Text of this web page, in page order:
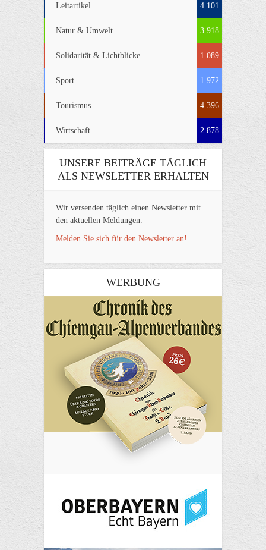
Leitartikel 4.101
Natur & Umwelt 3.918
Solidarität & Lichtblicke 1.089
Sport 1.972
Tourismus 4.396
Wirtschaft 2.878
UNSERE BEITRÄGE TÄGLICH
ALS NEWSLETTER ERHALTEN
Wir versenden täglich einen Newsletter mit
den aktuellen Meldungen.
Melden Sie sich für den Newsletter an!
WERBUNG